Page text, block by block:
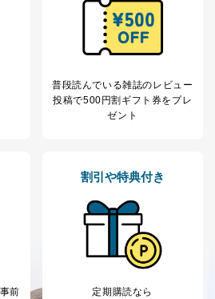
普段読んでいる雑誌のレビュー
投稿で500円割ギフト券をプレ
ゼント
前
割引や特典付き
定期購読なら